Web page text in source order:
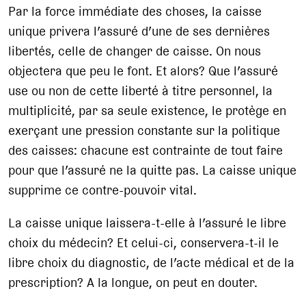
Par la force immédiate des choses, la caisse
unique privera l’assuré d’une de ses dernières
libertés, celle de changer de caisse. On nous
objectera que peu le font. Et alors? Que l’assuré
use ou non de cette liberté à titre personnel, la
multiplicité, par sa seule existence, le protège en
exerçant une pression constante sur la politique
des caisses: chacune est contrainte de tout faire
pour que l’assuré ne la quitte pas. La caisse unique
supprime ce contre-pouvoir vital.
La caisse unique laissera-t-elle à l’assuré le libre
choix du médecin? Et celui-ci, conservera-t-il le
libre choix du diagnostic, de l’acte médical et de la
prescription? A la longue, on peut en douter.